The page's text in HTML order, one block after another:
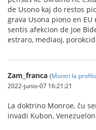
de Usono kaj do restos
grava Usona piono en
sentis afekcion de Joe
estraro, mediaoj,
Zam_franca (Montri la
2022-junio-07 16:21:21
La doktrino Monroe, ĉu
invadi Kubon,